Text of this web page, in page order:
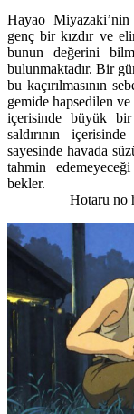
Hayao
genç bir kızdır ve
bunun değerini
bulunmaktadır. Bir
bu kaçırılmasının
gemide hapsedilen
içerisinde büyük bir
saldırının
sayesinde havada
tahmin
bekler.
Hotaru no